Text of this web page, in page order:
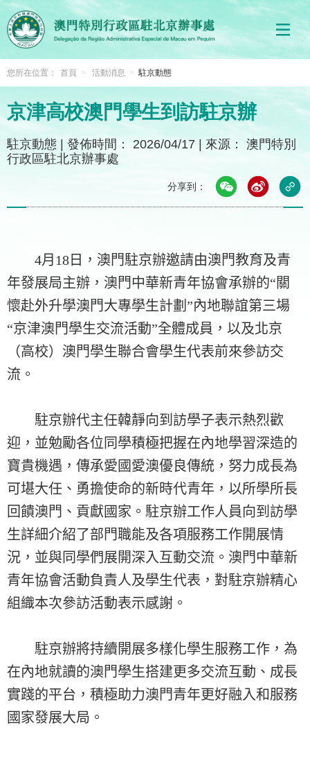
您所在位置： 首頁 > 活動消息 > 駐京動態
京津高校澳門學生到訪駐京辦
駐京動態 | 發佈時間： 2026/04/17 | 來源： 澳門特別
行政區駐北京辦事處
分享到：
4月 18 日，澳門駐京辦邀請由澳門教育及青
年發展局主辦，澳門中華新青年協會承辦的“關
懷赴外升學澳門大專學生計劃”內地聯誼第三場
“京津澳門學生交流活動”全體成員 ，以及北京
（高校）澳門學生聯合會學生代表前來參訪交
流。
駐京辦代主任韓靜向到訪學子表示熱烈歡
迎，並勉勵各位同學積極把握在內地學習深造的
寶貴機遇，傳承愛國愛澳優良傳統，努力成長為
可堪大任、勇擔使命的新時代青年，以所學所長
回饋澳門、貢獻國家。駐京辦工作人員向到訪學
生詳細介紹了部門職能及各項服務工作開展情
況，並與同學們展開深入互動交流。澳門中華新
青年協會活動負責人及學生代表，對駐京辦精心
組織本次參訪活動表示感謝。
駐京辦將持續開展多樣化學生服務工作，為
在內地就讀的澳門學生搭建更多交流互動、成長
實踐的平台，積極助力澳門青年更好融入和服務
國家發展大局。